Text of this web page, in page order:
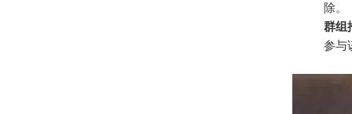
除。
群组
参与